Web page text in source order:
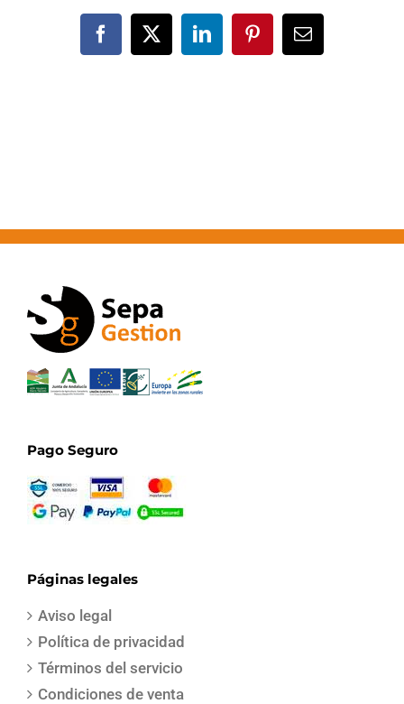
Facebook
X LinkedInPinterestCorreo
electrónico
Pago Seguro
Páginas legales
Aviso legal
Política de privacidad
Términos del servicio
Condiciones de venta